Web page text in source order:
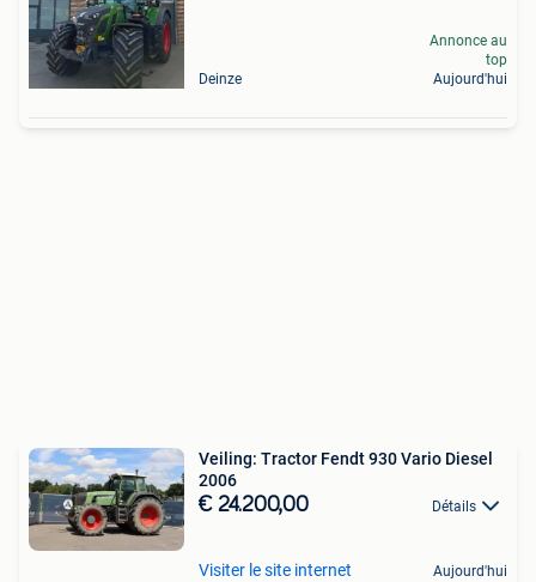
Deinze
Annonce au
top
Aujourd'hui
Veiling: Tractor Fendt 930 Vario Diesel
2006
€ 24.200,00 Détails
Visiter le site internet Aujourd'hui